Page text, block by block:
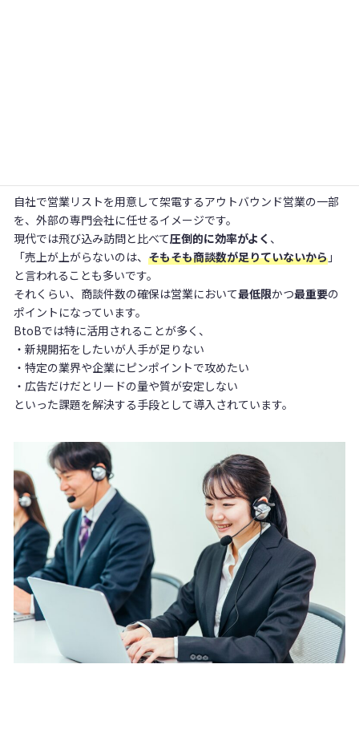
自社で営業リストを用意して架電するアウトバウンド営業の一部
を、外部の専門会社に任せるイメージです。
現代では飛び込み訪問と比べて圧倒的に効率がよく 、
「売上が上がらないのは、 そもそも商談数が足りていないから 」
と言われることも多いです。
それくらい、商談件数の確保は営業において最低限かつ最重要の
ポイントになっています。
BtoBでは特に活用されることが多く、
・新規開拓をしたいが人手が足りない
・特定の業界や企業にピンポイントで攻めたい
・広告だけだとリードの量や質が安定しない
といった課題を解決する手段として導入されています。